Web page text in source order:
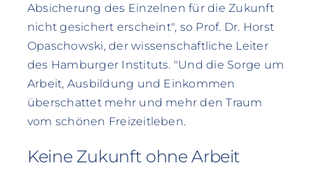
Absicherung des Einzelnen für die Zukunft
nicht gesichert erscheint", so Prof. Dr. Horst
Opaschowski, der wissenschaftliche Leiter
des Hamburger Instituts. "Und die Sorge um
Arbeit, Ausbildung und Einkommen
überschattet mehr und mehr den Traum
vom schönen Freizeitleben.
Keine Zukunft ohne Arbeit